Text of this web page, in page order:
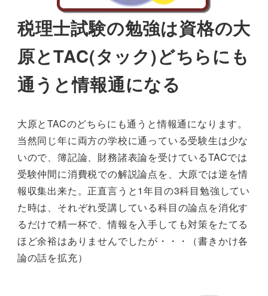
税理士試験の勉強は資格の大
原とTAC(タック)どちらにも
通うと情報通になる
大原とTACのどちらにも通うと情報通になります。
当然同じ年に両方の学校に通っている受験生は少な
いので、簿記論、財務諸表論を受けているTACでは
受験仲間に消費税での解説論点を、大原では逆を情
報収集出来た。正直言うと1年目の3科目勉強してい
た時は、それぞれ受講している科目の論点を消化す
るだけで精一杯で、情報を入手しても対策をたてる
ほど余裕はありませんでしたが・・・（書きかけ各
論の話を拡充）